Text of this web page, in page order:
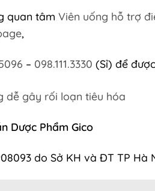
quan tâm Viên uống hỗ trợ
,
– 098.111.3330 (Sỉ) để
Dược Phẩm Gico
do Sở KH và ĐT TP